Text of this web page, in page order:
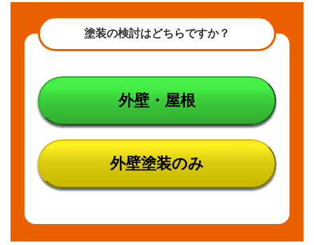
塗装の検討はどちらですか？
外壁・屋根
外壁塗装のみ